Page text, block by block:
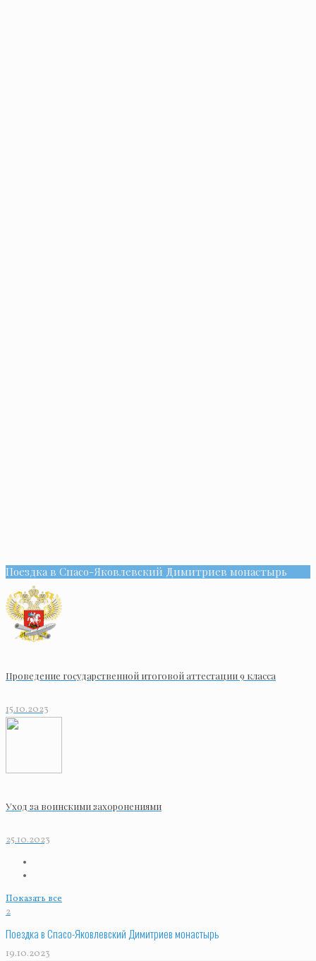
Поездка в Спасо-Яковлевский Димитриев монастырь
Проведение государственной итоговой аттестации 9 класса
15.10.2023
Уход за воинскими захоронениями
25.10.2023
Показать все
2
Поездка в Спасо-Яковлевский Димитриев монастырь
19.10.2023